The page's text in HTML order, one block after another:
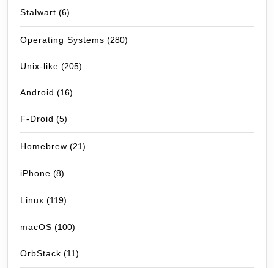
Stalwart (6)
Operating Systems (280)
Unix-like (205)
Android (16)
F-Droid (5)
Homebrew (21)
iPhone (8)
Linux (119)
macOS (100)
OrbStack (11)